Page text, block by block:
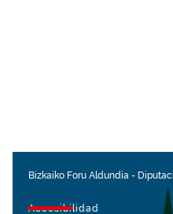
Bizkaiko Foru Aldundia -
Accesibilidad